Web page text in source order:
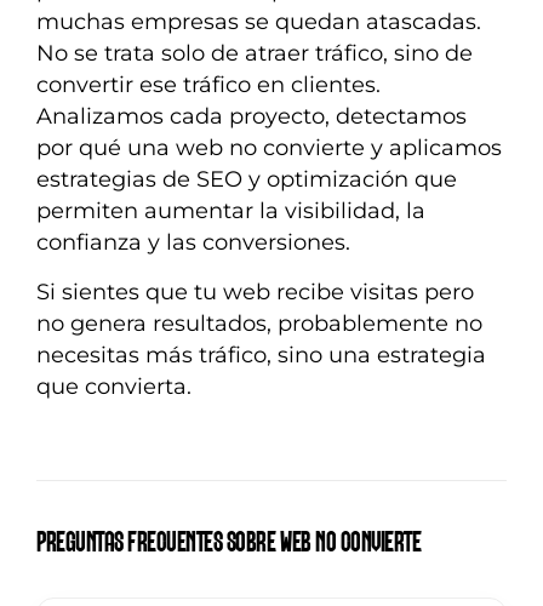
muchas empresas se quedan atascadas.
No se trata solo de atraer tráfico, sino de
convertir ese tráfico en clientes.
Analizamos cada proyecto, detectamos
por qué una web no convierte y aplicamos
estrategias de SEO y optimización que
permiten aumentar la visibilidad, la
confianza y las conversiones.
Si sientes que tu web recibe visitas pero
no genera resultados, probablemente no
necesitas más tráfico, sino una estrategia
que convierta.
PREGUNTAS FRECUENTES SOBRE WEB NO CONVIERTE